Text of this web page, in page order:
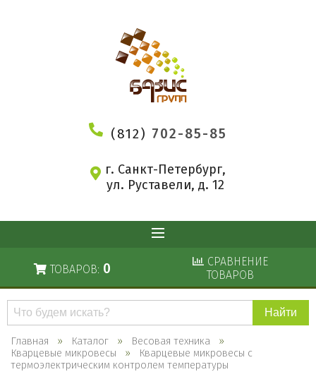
(812) 702-85-85
г. Санкт-Петербург,
ул. Руставели, д. 12
ТОВАРОВ: 0
СРАВНЕНИЕ
ТОВАРОВ
Поиск
каталогу
Главная Каталог
Весовая техника
Кварцевые микровесы
Кварцевые микровесы с
термоэлектрическим контролем температуры